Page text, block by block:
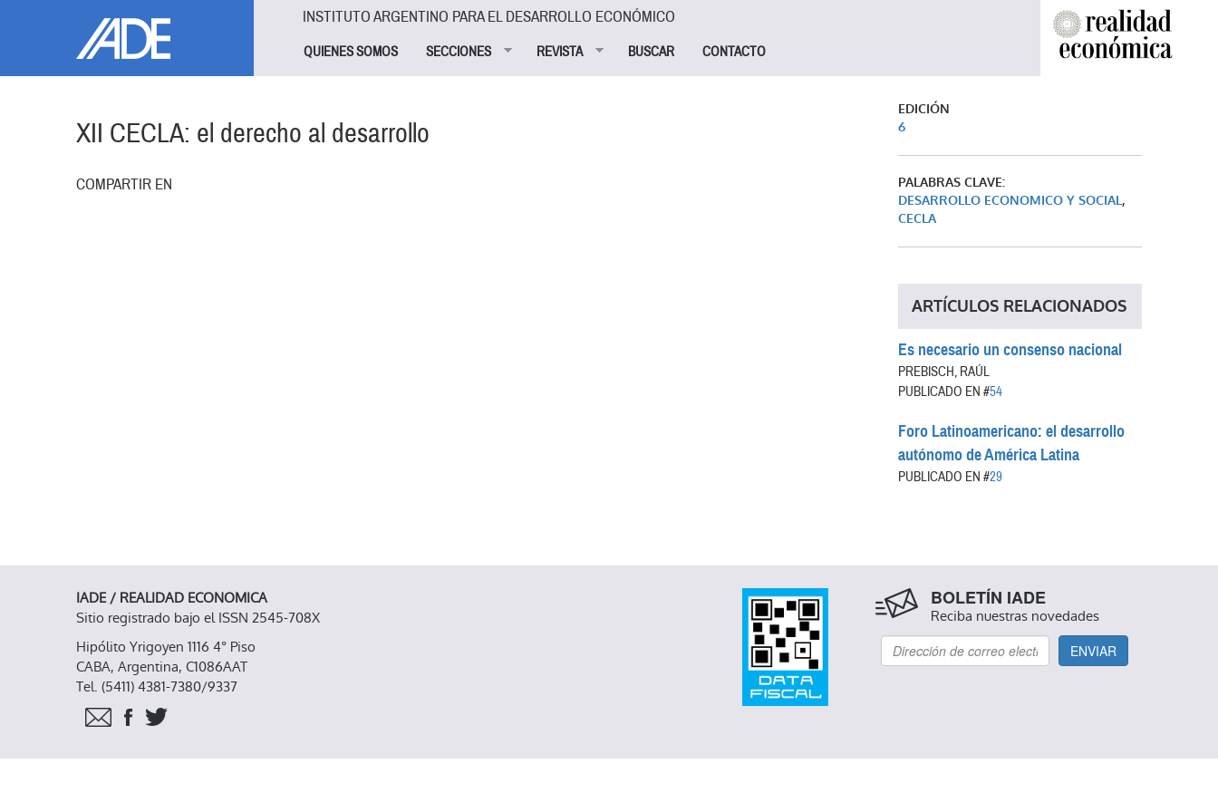
INSTITUTO ARGENTINO PARA EL DESARROLLO ECONÓMICO
QUIENES SOMOS SECCIONES REVISTA BUSCAR CONTACTO
XII CECLA: el derecho al desarrollo
COMPARTIR EN
EDICIÓN
6
PALABRAS CLAVE:
DESARROLLO ECONOMICO Y SOCIAL,
CECLA
ARTÍCULOS RELACIONADOS
Es necesario un consenso nacional
PREBISCH, RAÚL
PUBLICADO EN #54
Foro Latinoamericano: el desarrollo
autónomo de América Latina
PUBLICADO EN #29
IADE / REALIDAD ECONOMICA
Sitio registrado bajo el ISSN 2545-708X
Hipólito Yrigoyen 1116 4° Piso
CABA, Argentina, C1086AAT
Tel. (5411) 4381-7380/9337
BOLETÍN IADE
Reciba nuestras novedades
ENVIAR